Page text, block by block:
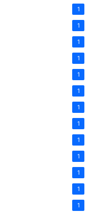
1
1
1
1
1
1
1
1
1
1
1
1
1